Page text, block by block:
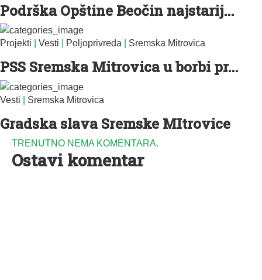
Podrška Opštine Beočin najstarij...
Projekti Vesti Poljoprivreda Sremska Mitrovica
PSS Sremska Mitrovica u borbi pr...
Vesti Sremska Mitrovica
Gradska slava Sremske MItrovice
TRENUTNO NEMA KOMENTARA.
Ostavi komentar